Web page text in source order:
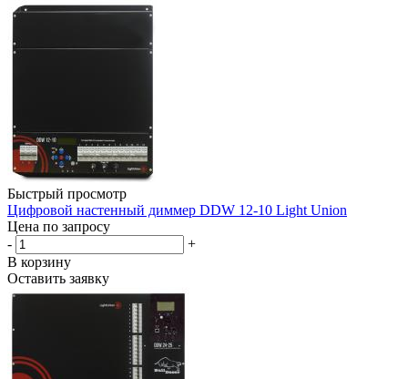
Быстрый просмотр
Цифровой настенный диммер DDW 12-10 Light Union
Цена по запросу
-
+
В корзину
Оставить заявку